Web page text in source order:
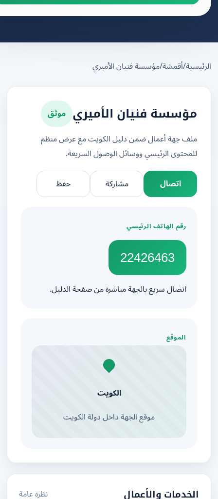
/أقمشة/مؤسسة فنيان الأميري
مؤسسة فنيان الأميري موثق
ملف جهة أعمال ضمن دليل الكويت مع عرض منظم
للمحتوى الرئيسي ووسائل الوصول السريعة.
اتصال
مشاركة
رقم الهاتف الرئيسي
22426463
اتصال سريع بالجهة مباشرة من صفحة الدليل.
الموقع
الكويت
موقع الجهة داخل دولة الكويت
الخدمات والأعمال نظرة عامة